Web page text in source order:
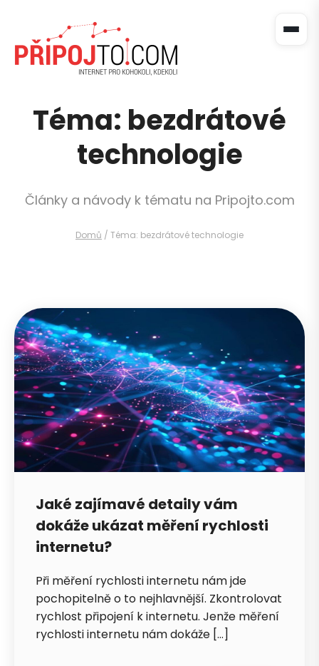
Téma: bezdrátové
technologie
Články a návody k tématu na Pripojto.com
Domů / Téma: bezdrátové technologie
Jaké zajímavé detaily vám
dokáže ukázat měření rychlosti
internetu?
Při měření rychlosti internetu nám jde
pochopitelně o to nejhlavnější. Zkontrolovat
rychlost připojení k internetu. Jenže měření
rychlosti internetu nám dokáže […]